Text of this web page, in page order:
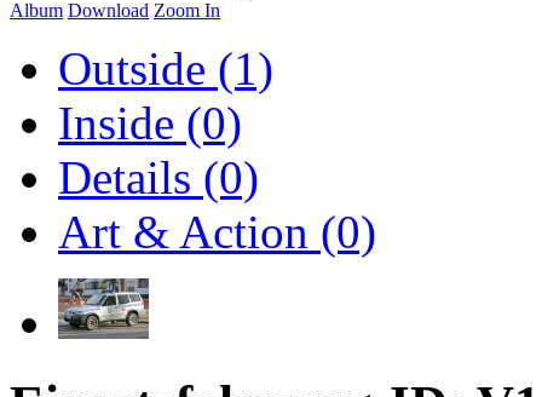
Album Download Zoom In
Outside (1)
Inside (0)
Details (0)
Art & Action (0)